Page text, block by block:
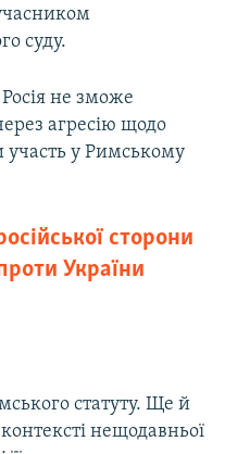
суду.
не зможе
агресію щодо
участь у Римському
сторони
України
статуту. Ще й
нещодавньої